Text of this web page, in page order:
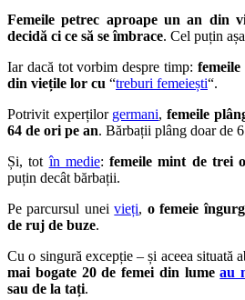
Femeile petrec aproape un an din
decidă ci ce să se îmbrace. Cel puțin așa
Iar dacă tot vorbim despre timp:
din viețile lor cu “treburi femeiești“.
Potrivit experților germani,femeile
64 de ori pe an. Bărbații plâng doar de
Și, totîn medie:femeile mint de trei
puțin decât bărbații.
Pe parcursul uneivieți, o femeie
de ruj de buze.
Cu o singură excepție – și aceea situată
mai bogate 20 de femei din lumeau
sau de la tați.